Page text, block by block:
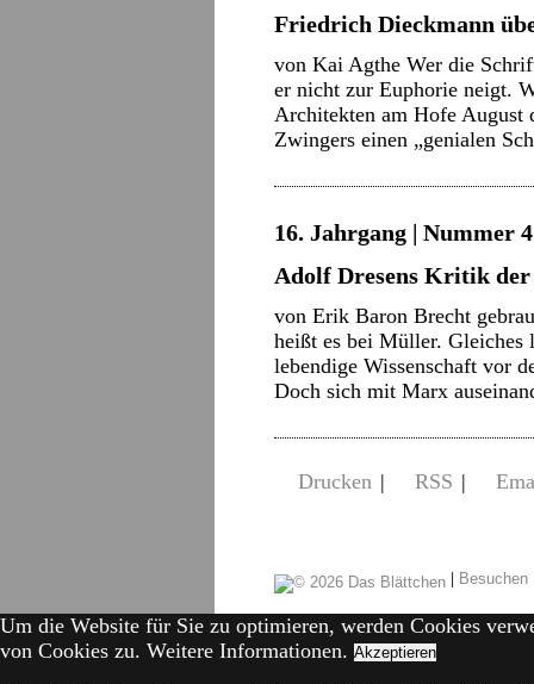
Friedrich Dieckmann
von Kai Agthe Wer die
er nicht zur Euphorie neigt.
Architekten am Hofe August
Zwingers einen „genialen
16. Jahrgang | Nummer
Adolf Dresens Kritik
von Erik Baron Brecht
heißt es bei Müller. Gleiches
lebendige Wissenschaft vor
Doch sich mit Marx
Drucken | RSS |
|
Um die Website für Sie zu optimieren, werden Cookies
von Cookies zu. Weitere Informationen. Akzeptieren